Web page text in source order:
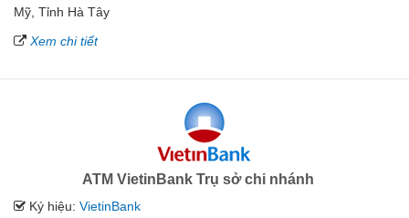
Mỹ, Tỉnh Hà Tây
Xem chi tiết
ATM VietinBank Trụ sở chi nhánh
Ký hiệu: VietinBank